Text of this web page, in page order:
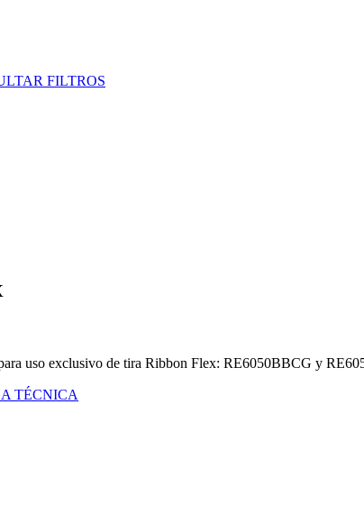
FILTROS
uso exclusivo de tira Ribbon Flex: RE6050BBCG y
TÉCNICA